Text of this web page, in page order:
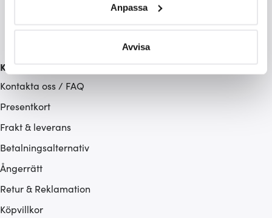
Ta reda på mer om hur dina personliga uppgifter
Du kan ändra eller dra tillbaka ditt samtycke när som
Vi använder cookies för att innehållet och annonserna
ska anpassas efter det som vi tror att du tycker om. Det
hemsidan ännu bättre. Du bestämmer själv vilka cookies
som du vill dela med dig av.
Anpassa
Avvisa
Kundservice
Kontakta oss / FAQ
Presentkort
Frakt & leverans
Betalningsalternativ
Ångerrätt
Retur & Reklamation
Köpvillkor